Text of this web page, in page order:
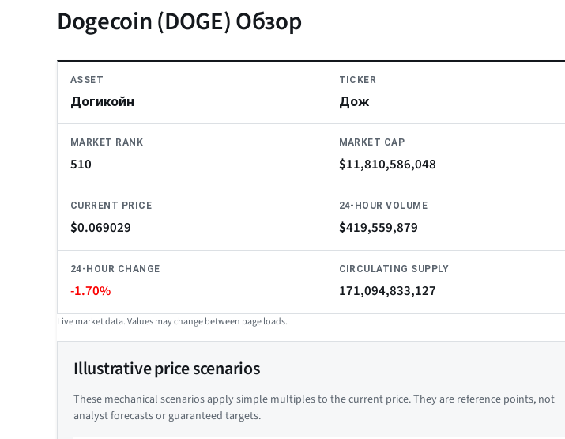
Dogecoin (DOGE) Обзор
ASSET
Догикойн
TICKER
Дож
MARKET RANK
510
MARKET CAP
$11,810,586,048
CURRENT PRICE
$0.069029
24-HOUR VOLUME
$419,559,879
24-HOUR CHANGE
-1.70%
CIRCULATING SUPPLY
171,094,833,127
Live market data. Values may change between page loads.
Illustrative price scenarios
These mechanical scenarios apply simple multiples to the current price. They are reference points, not
analyst forecasts or guaranteed targets.